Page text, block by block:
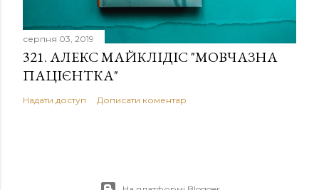
серпня 03, 2019
321. АЛЕКС МАЙКЛІДІС "МОВЧАЗНА
ПАЦІЄНТКА"
Надати доступ Дописати коментар